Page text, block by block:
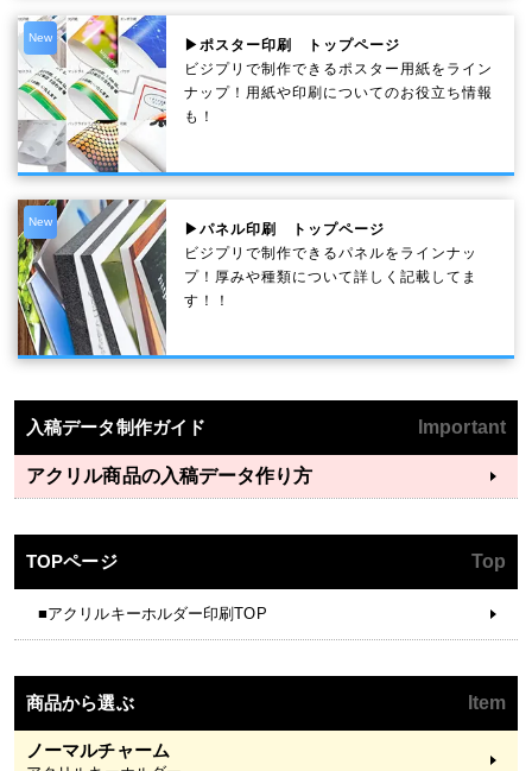
New
▶ポスター印刷 トップページ
ビジプリで制作できるポスター用紙をライン
ナップ！用紙や印刷についてのお役立ち情報
も！
New
▶パネル印刷 トップページ
ビジプリで制作できるパネルをラインナッ
プ！厚みや種類について詳しく記載してま
す！！
入稿データ制作ガイド Important
アクリル商品の入稿データ作り方
TOPページ Top
■アクリルキーホルダー印刷TOP
商品から選ぶ Item
ノーマルチャーム